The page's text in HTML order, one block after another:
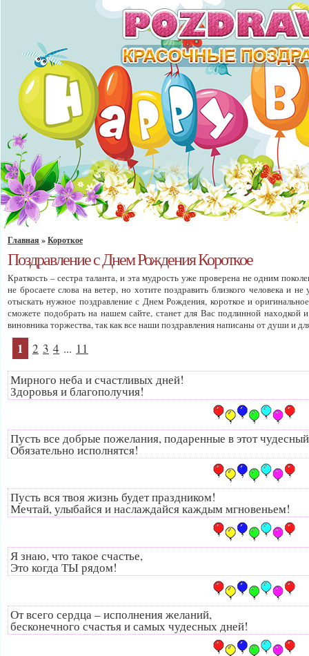
Главная »Короткое
Поздравление с Днем Рождения Короткое
Краткость – сестра таланта, и эта мудрость уже проверена не одним
не бросаете слова на ветер, но хотите поздравить близкого человека и
отыскать нужное поздравление с Днем Рождения, короткое и
сможете подобрать на нашем сайте, станет для Вас подлинной находкой
виновника торжества, так как все наши поздравления написаны от души и
1 2 3 4 ... 11
Мирного неба и счастливых дней!
Здоровья и благополучия!
Пусть все добрые пожелания, подаренные в этот
Обязательно исполнятся!
Пусть вся твоя жизнь будет праздником!
Мечтай, улыбайся и наслаждайся каждым мгновеньем!
Я знаю, что такое счастье,
Это когда ТЫ рядом!
От всего сердца – исполнения желаний,
бесконечного счастья и самых чудесных дней!